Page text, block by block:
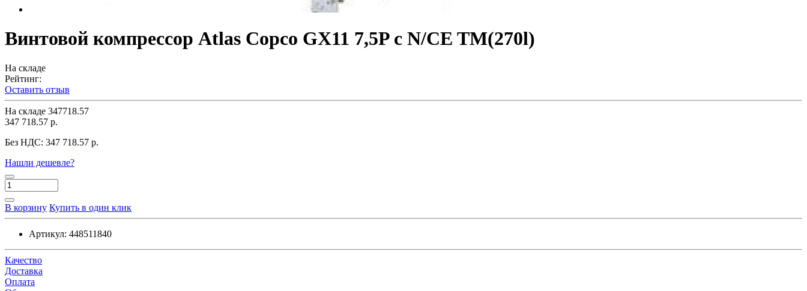
Винтовой компрессор Atlas Copco GX11 7,5P c N/CE TM(270l)
На складе
Рейтинг:
Оставить отзыв
На складе 347718.57
347 718.57 р.
Без НДС: 347 718.57 р.
Нашли дешевле?
В корзину Купить в один клик
Артикул: 448511840
Качество
Доставка
Оплата